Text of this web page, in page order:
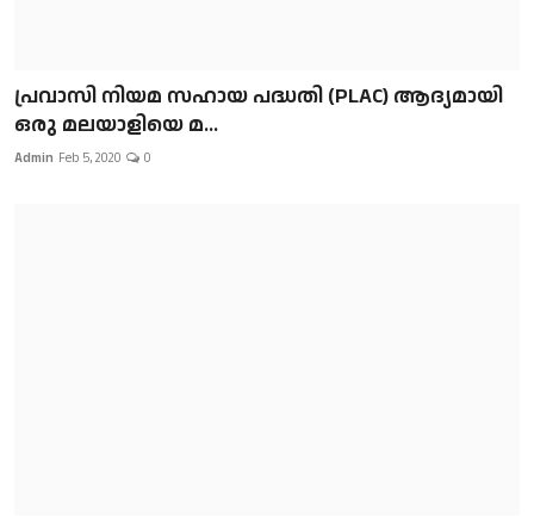
പ്രവാസി നിയമ സഹായ പദ്ധതി (PLAC) ആദ്യമായി
ഒരു മലയാളിയെ മ...
Admin Feb 5, 2020 0